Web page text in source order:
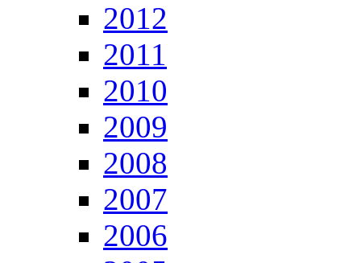
2012
2011
2010
2009
2008
2007
2006